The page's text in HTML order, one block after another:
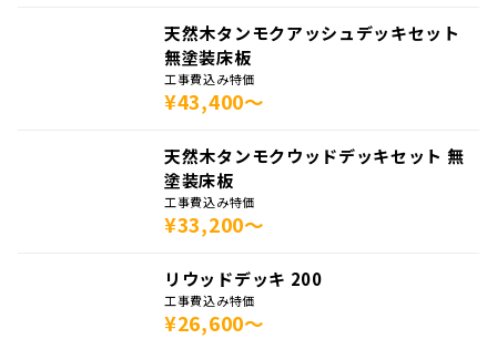
天然木タンモクアッシュデッキセット
無塗装床板
工事費込み特価
¥43,400～
天然木タンモクウッドデッキセット 無
塗装床板
工事費込み特価
¥33,200～
リウッドデッキ 200
工事費込み特価
¥26,600～